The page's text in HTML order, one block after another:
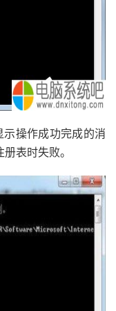
操作成功完成的消
表时失败。